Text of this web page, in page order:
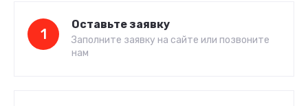
1
Оставьте заявку
Заполните заявку на сайте или позвоните
нам